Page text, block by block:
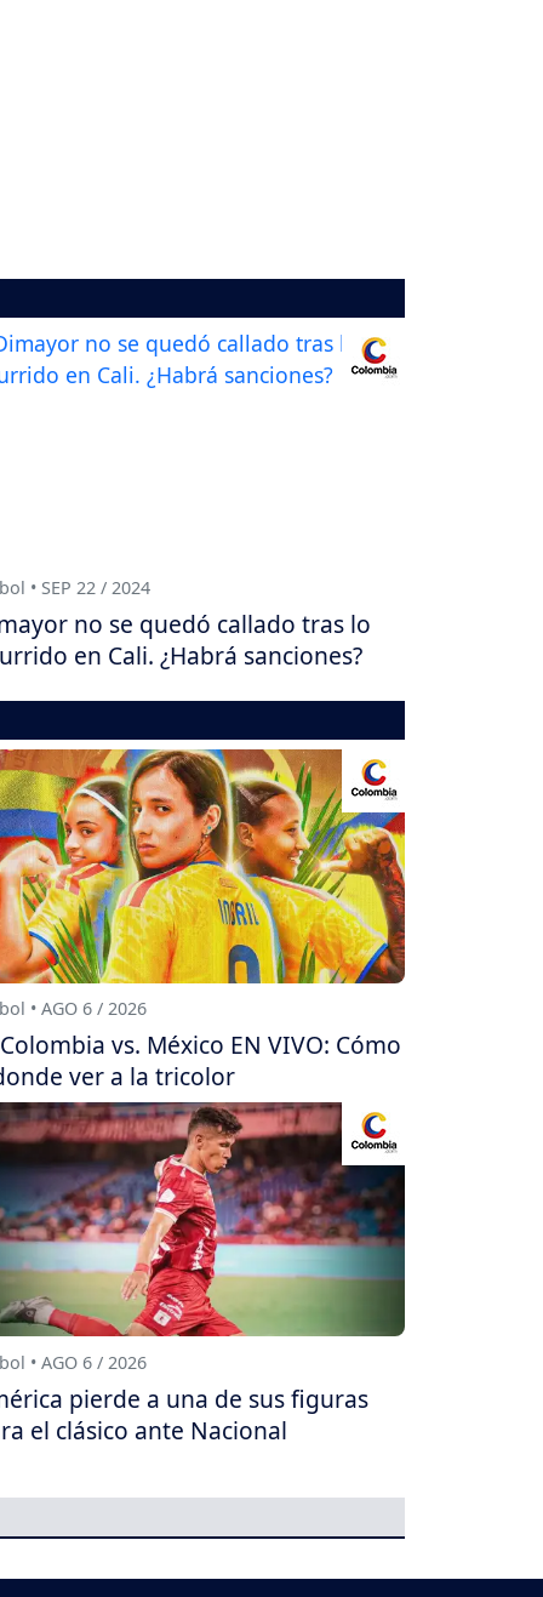
• SEP 22 / 2024
no se quedó callado tras lo
en Cali. ¿Habrá sanciones?
• AGO 6 / 2026
Colombia vs. México EN VIVO: Cómo
ver a la tricolor
• AGO 6 / 2026
pierde a una de sus figuras
el clásico ante Nacional